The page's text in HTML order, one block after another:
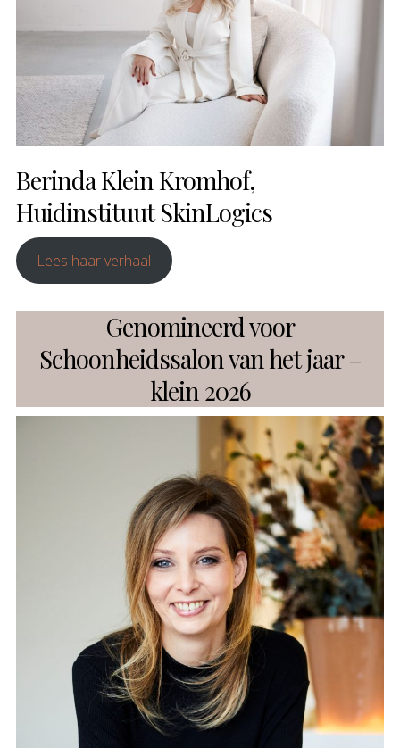
Berinda Klein Kromhof,
Huidinstituut SkinLogics
Lees haar verhaal
Genomineerd voor
Schoonheidssalon van het jaar –
klein 2026